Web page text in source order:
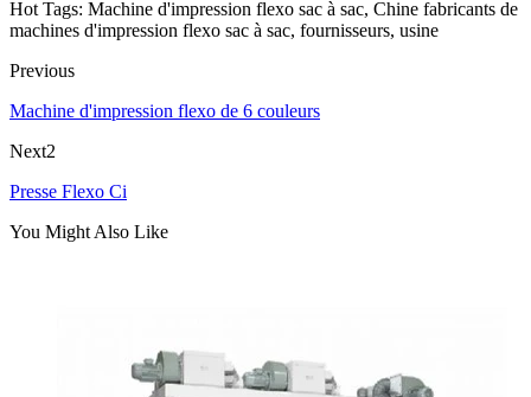
Hot Tags: Machine d'impression flexo sac à sac, Chine fabricants de
machines d'impression flexo sac à sac, fournisseurs, usine
Previous
Machine d'impression flexo de 6 couleurs
Next2
Presse Flexo Ci
You Might Also Like